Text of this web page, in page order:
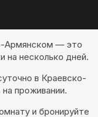
Армянском — это
на несколько дней.
в Краевско-
проживании.
и бронируйте